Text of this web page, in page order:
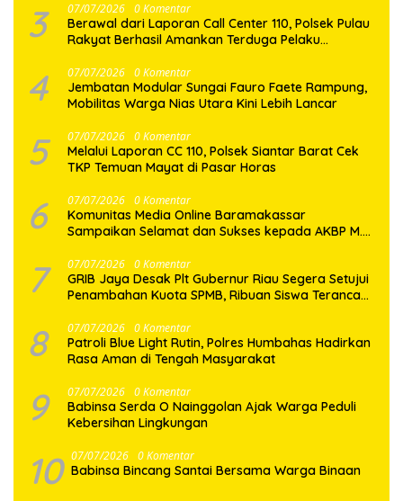
3 07/07/2026 0 Komentar
Berawal dari Laporan Call Center 110, Polsek Pulau
Rakyat Berhasil Amankan Terduga Pelaku
4 07/07/2026 0 Komentar
Jembatan Modular Sungai Fauro Faete Rampung,
Mobilitas Warga Nias Utara Kini Lebih Lancar
5 07/07/2026 0 Komentar
Melalui Laporan CC 110, Polsek Siantar Barat Cek
TKP Temuan Mayat di Pasar Horas
6 07/07/2026 0 Komentar
Komunitas Media Online Baramakassar
Sampaikan Selamat dan Sukses kepada AKBP M.
7 07/07/2026 0 Komentar
GRIB Jaya Desak Plt Gubernur Riau Segera Setujui
Penambahan Kuota SPMB, Ribuan Siswa Terancam
8 07/07/2026 0 Komentar
Patroli Blue Light Rutin, Polres Humbahas Hadirkan
Rasa Aman di Tengah Masyarakat
9 07/07/2026 0 Komentar
Babinsa Serda O Nainggolan Ajak Warga Peduli
Kebersihan Lingkungan
10 07/07/2026 0 Komentar
Babinsa Bincang Santai Bersama Warga Binaan